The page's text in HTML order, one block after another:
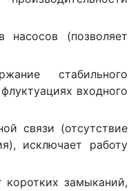
насосов (позволяет
стабильного
входного
связи (отсутствие
исключает работу
коротких замыканий,